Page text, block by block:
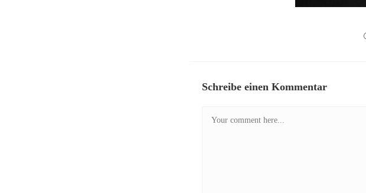
Schreibe einen Kommentar